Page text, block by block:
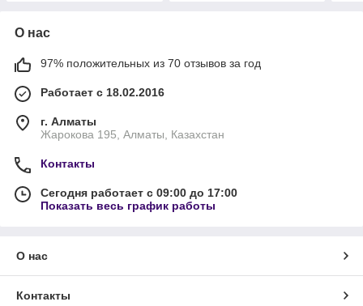
О нас
97% положительных из 70 отзывов за год
Работает с 18.02.2016
г. Алматы
Жарокова 195, Алматы, Казахстан
Контакты
Сегодня работает с 09:00 до 17:00
Показать весь график работы
О нас
Контакты